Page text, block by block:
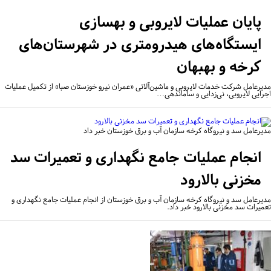
پایان عملیات لایروبی و بهسازی
ایستگاه‌های هیدرومتری در شهرستان‌های
کرخه و بهبهان
شرکت خدمات لایروبی و ماشین‌آلاتی «عمران نیرو خوزستان صبا» از تکمیل عملیات
لایروبی، نی‌زدایی و ساماندهی…
سد و نیروگاه کرخه سازمان آب و برق خوزستان خبر داد
انجام عملیات جامع نگهداری و تعمیرات سد
مخزنی بالارود
سد و نیروگاه کرخه سازمان آب و برق خوزستان از انجام عملیات جامع نگهداری و
سد مخزنی بالارود خبر داد.